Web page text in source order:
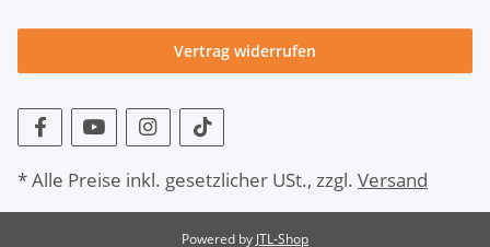
Vertrag widerrufen
* Alle Preise inkl. gesetzlicher USt., zzgl. Versand
Powered by JTL-Shop